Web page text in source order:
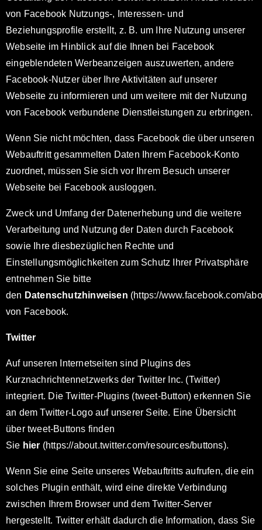
von Facebook Nutzungs-, Interessen- und
Beziehungsprofile erstellt, z. B. um Ihre Nutzung unserer
Webseite im Hinblick auf die Ihnen bei Facebook
eingeblendeten Werbeanzeigen auszuwerten, andere
Facebook-Nutzer über Ihre Aktivitäten auf unserer
Webseite zu informieren und um weitere mit der Nutzung
von Facebook verbundene Dienstleistungen zu erbringen.
Wenn Sie nicht möchten, dass Facebook die über unseren
Webauftritt gesammelten Daten Ihrem Facebook-Konto
zuordnet, müssen Sie sich vor Ihrem Besuch unserer
Webseite bei Facebook ausloggen.
Zweck und Umfang der Datenerhebung und die weitere
Verarbeitung und Nutzung der Daten durch Facebook
sowie Ihre diesbezüglichen Rechte und
Einstellungsmöglichkeiten zum Schutz Ihrer Privatsphäre
entnehmen Sie bitte
den Datenschutzhinweisen (https://www.facebook.com/
von Facebook.
Twitter
Auf unseren Internetseiten sind Plugins des
Kurznachrichtennetzwerks der Twitter Inc. (Twitter)
integriert. Die Twitter-Plugins (tweet-Button) erkennen Sie
an dem Twitter-Logo auf unserer Seite. Eine Übersicht
über tweet-Buttons finden
Sie hier (https://about.twitter.com/resources/buttons).
Wenn Sie eine Seite unseres Webauftritts aufrufen, die ein
solches Plugin enthält, wird eine direkte Verbindung
zwischen Ihrem Browser und dem Twitter-Server
hergestellt. Twitter erhält dadurch die Information, dass Sie